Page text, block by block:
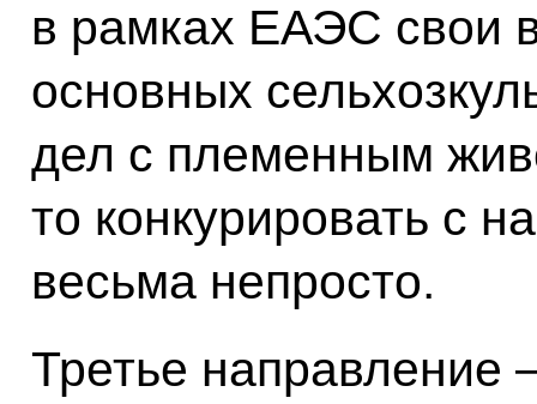
в рамках ЕАЭС свои
основных
дел с племенным
то конкурировать с
весьма непросто.
Третье направление